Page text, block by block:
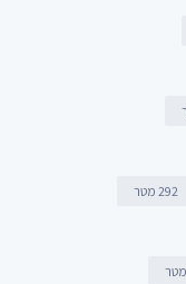
292 מטר